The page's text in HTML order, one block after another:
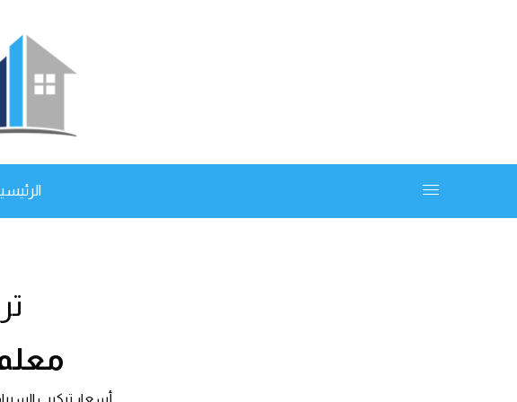
أسعار تركيب